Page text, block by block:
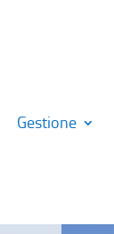
Gestione